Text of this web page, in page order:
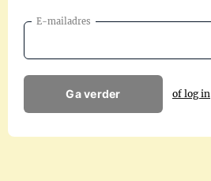
E-mailadres
Ga verder of log in